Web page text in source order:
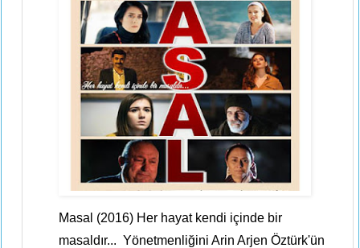
Masal (2016) Her hayat kendi içinde bir
masaldır... Yönetmenliğini Arin Arjen Öztürk'ün